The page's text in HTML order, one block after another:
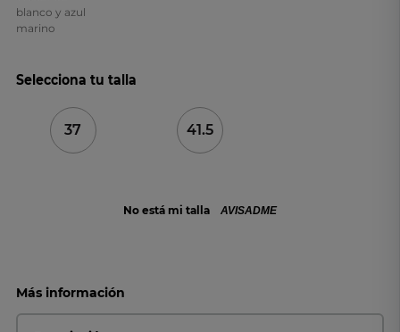
Selecciona tu talla
37 41.5
No está mi talla AVISADME
Más información